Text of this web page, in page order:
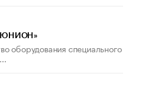
оборудования специального